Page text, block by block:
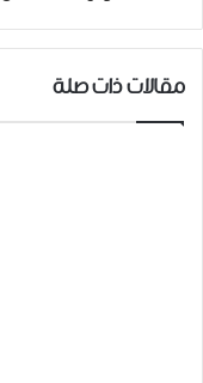
مقالات ذات صلة